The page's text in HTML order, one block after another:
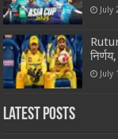
July
July
Latest Posts